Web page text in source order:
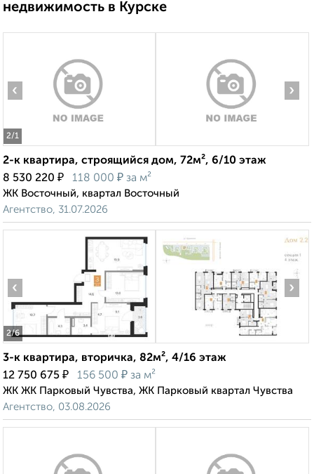
недвижимость в Курске
2/1
‹ ›
2-к квартира, строящийся дом, 72м², 6/10 этаж
8 530 220 ₽ 118 000 ₽ за м²
ЖК Восточный, квартал Восточный
Агентство, 31.07.2026
2/6
‹ ›
3-к квартира, вторичка, 82м², 4/16 этаж
12 750 675 ₽ 156 500 ₽ за м²
ЖК ЖК Парковый Чувства, ЖК Парковый квартал Чувства
Агентство, 03.08.2026